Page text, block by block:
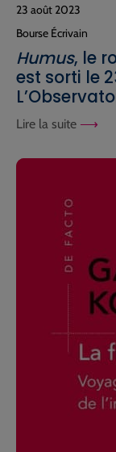
23 août 2023
Bourse Écrivain
Humus, le
est sorti le
Lire la suite